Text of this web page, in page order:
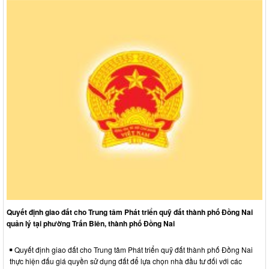
Quyết định giao đất cho Trung tâm Phát triển quỹ đất thành phố Đồng Nai
quản lý tại phường Trấn Biên, thành phố Đồng Nai
Quyết định giao đất cho Trung tâm Phát triển quỹ đất thành phố Đồng Nai
thực hiện đấu giá quyền sử dụng đất để lựa chọn nhà đầu tư đối với các